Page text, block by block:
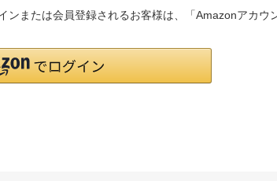
または会員登録されるお客様は、「Amazonアカウ